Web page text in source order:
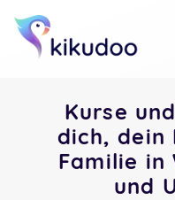
Kurse
dich, dein
Familie in
und